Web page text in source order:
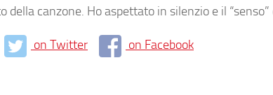
della canzone. Ho aspettato in silenzio e il
on Twitter on Facebook